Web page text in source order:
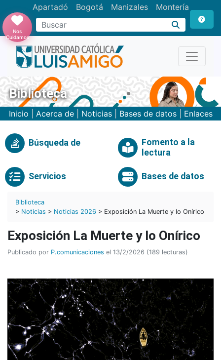
Apartadó Bogotá Manizales Montería
Buscar
Nos
Cuidamos
Biblioteca
Inicio Acerca de| Noticias| Bases de datos| Enlaces
Búsqueda de
Fomento a la
lectura
Servicios Bases de datos
Biblioteca
> Noticias > Noticias 2026 > Exposición La Muerte y lo Onírico
Exposición La Muerte y lo Onírico
Publicado por P.comunicaciones el 13/2/2026 (189 lecturas)